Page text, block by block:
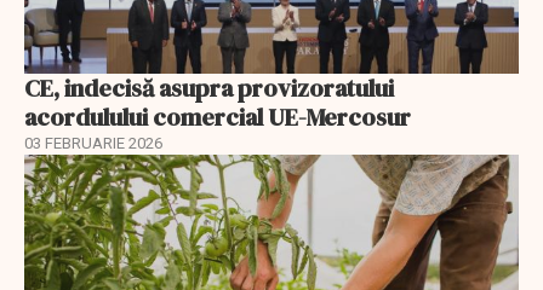
CE, indecisă asupra provizoratului
acordulului comercial UE-Mercosur
03 FEBRUARIE 2026